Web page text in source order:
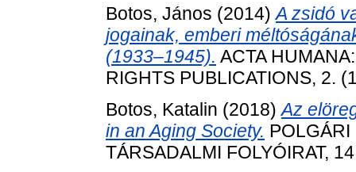
Botos, János (2014)A zsidó
jogainak, emberi
(1933–1945). ACTA
RIGHTS PUBLICATIONS, 2.
Botos, Katalin (2018)Az
in an Aging Society. POLGÁRI
TÁRSADALMI FOLYÓIRAT,